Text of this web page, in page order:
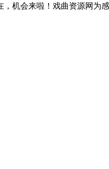
机会来啦！戏曲资源网为